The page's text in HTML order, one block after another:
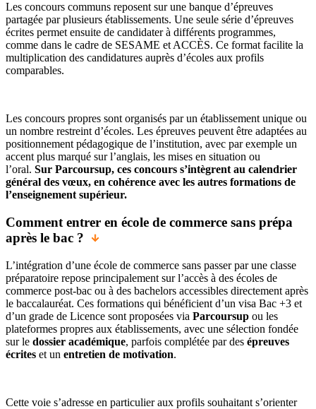
Les concours communs reposent sur une banque d’épreuves
partagée par plusieurs établissements. Une seule série d’épreuves
écrites permet ensuite de candidater à différents programmes,
comme dans le cadre de SESAME et ACCÈS. Ce format facilite la
multiplication des candidatures auprès d’écoles aux profils
comparables.
Les concours propres sont organisés par un établissement unique ou
un nombre restreint d’écoles. Les épreuves peuvent être adaptées au
positionnement pédagogique de l’institution, avec par exemple un
accent plus marqué sur l’anglais, les mises en situation ou
l’oral. Sur Parcoursup, ces concours s’intègrent au calendrier
général des vœux, en cohérence avec les autres formations de
l’enseignement supérieur.
Comment entrer en école de commerce sans prépa
après le bac ?
L’intégration d’une école de commerce sans passer par une classe
préparatoire repose principalement sur l’accès à des écoles de
commerce post-bac ou à des bachelors accessibles directement après
le baccalauréat. Ces formations qui bénéficient d’un visa Bac +3 et
d’un grade de Licence sont proposées via Parcoursup ou les
plateformes propres aux établissements, avec une sélection fondée
sur le dossier académique, parfois complétée par des épreuves
écrites et un entretien de motivation.
Cette voie s’adresse en particulier aux profils souhaitant s’orienter